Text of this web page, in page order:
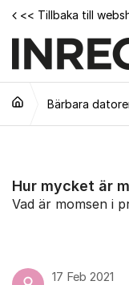
Hoppa till innehåll
<< Tillbaka till
Bärbara
Hur mycket är
Vad är momsen i
17 Feb 2021